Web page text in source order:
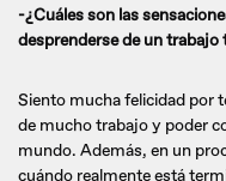
-¿Cuáles son las
desprenderse de un
Siento mucha felicidad por
de mucho trabajo y poder
mundo. Además, en un
cuándo realmente está